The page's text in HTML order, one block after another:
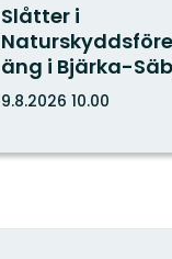
Slåtter i
äng i Bjärka-
9.8.2026 10.00